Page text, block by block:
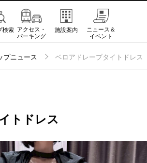
検索 アクセス・
パーキング
施設案内
ニュース＆
イベント
プニュース ベロアドレープタイトドレス
トドレス